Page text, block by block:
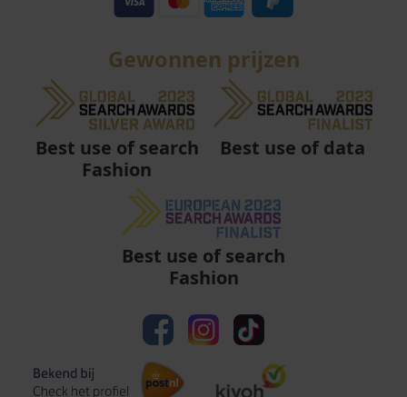
Gewonnen prijzen
Best use of search
Fashion
Best use of data
Best use of search
Fashion